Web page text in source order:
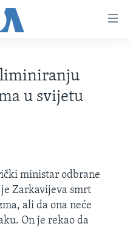
u svijetu
ministar odbrane
Zarkavijeva smrt
ali da ona neće
On je rekao da